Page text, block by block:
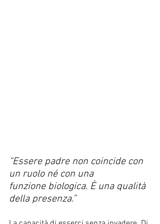
“Essere padre non coincide con
un ruolo né con una
funzione biologica. È una qualità
della presenza.”